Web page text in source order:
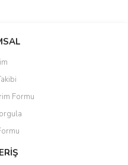
siz yapın!
görüntülenemiyor.
bulunuyor.
olmalı.
Formu